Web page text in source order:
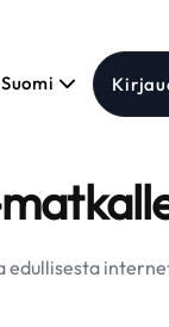
Suomi
edullisesta